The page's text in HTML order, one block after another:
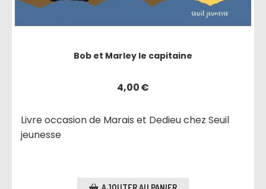
Bob et Marley le capitaine
4,00€
Livre occasion de Marais et Dedieu chez Seuil
jeunesse